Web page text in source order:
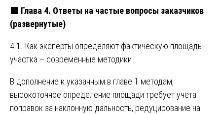
🟩 Глава 4. Ответы на частые вопросы заказчиков
(развернутые)
4.1. Как эксперты определяют фактическую площадь
участка – современные методики
В дополнение к указанным в главе 1 методам,
высокоточное определение площади требует учета
поправок за наклонную дальность, редуцирование на